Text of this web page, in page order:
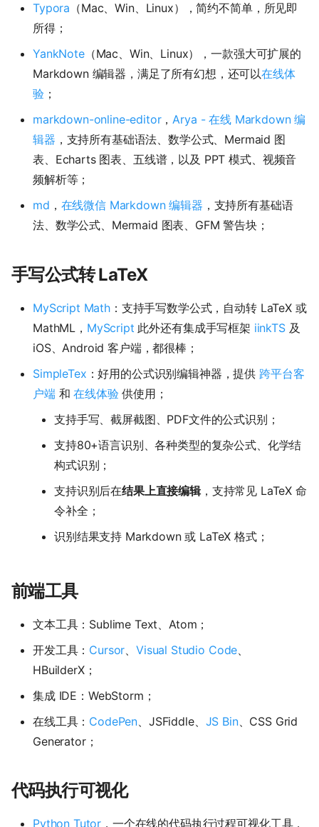
Typora （Mac、Win、Linux），简约不简单，所见即
所得；
YankNote（Mac、Win、Linux），一款强大可扩展的
Markdown 编辑器，满足了所有幻想，还可以在线体
验；
markdown-online-editor，Arya - 在线 Markdown 编
辑器 ，支持所有基础语法、数学公式、Mermaid 图
表、Echarts 图表、五线谱，以及 PPT 模式、视频音
频解析等；
md ， 在线微信 Markdown 编辑器 ，支持所有基础语
法、数学公式、Mermaid 图表、GFM 警告块；
手写公式转 LaTeX
MyScript Math：支持手写数学公式，自动转 LaTeX 或
MathML， MyScript 此外还有集成手写框架 iinkTS及
iOS、Android 客户端，都很棒；
SimpleTex ：好用的公式识别编辑神器，提供 跨平台客
户端和在线体验供使用；
支持手写、截屏截图、PDF文件的公式识别；
支持80+语言识别、各种类型的复杂公式、化学结
构式识别；
支持识别后在结果上直接编辑，支持常见 LaTeX 命
令补全；
识别结果支持 Markdown 或 LaTeX 格式；
前端工具
文本工具：Sublime Text、Atom；
开发工具： Cursor、Visual Studio Code、
HBuilderX；
集成 IDE：WebStorm；
在线工具： CodePen、JSFiddle、 JS Bin、CSS Grid
Generator；
代码执行可视化
Python Tutor ，一个在线的代码执行过程可视化工具，